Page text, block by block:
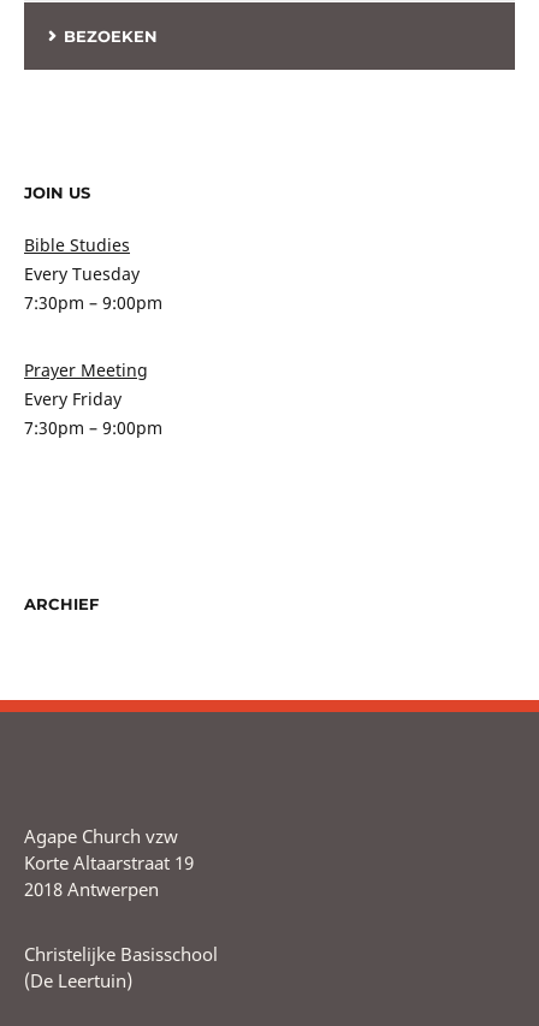
BEZOEKEN
JOIN US
Bible Studies
Every Tuesday
7:30pm – 9:00pm
Prayer Meeting
Every Friday
7:30pm – 9:00pm
ARCHIEF
Agape Church vzw
Korte Altaarstraat 19
2018 Antwerpen
Christelijke Basisschool
(De Leertuin)